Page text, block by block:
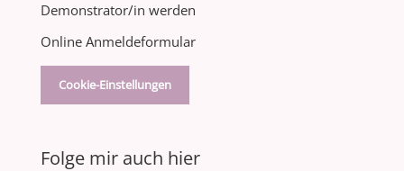
Demonstrator/in werden
Online Anmeldeformular
Cookie-Einstellungen
Folge mir auch hier